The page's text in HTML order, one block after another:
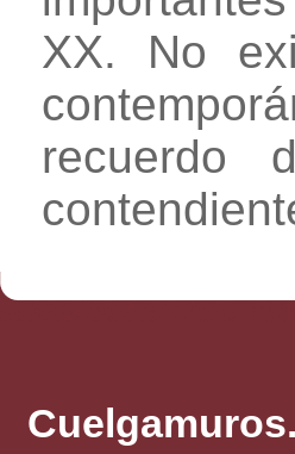
XX. No
recuerdo